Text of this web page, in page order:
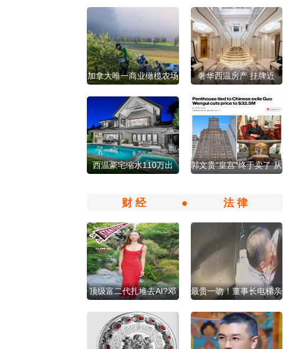
加拿大唯一商业橄榄农场
奢华西温房产 挂牌近
西温豪宅缩水110万出
郭文贵“皇宫”终于卖了 从
财 经 ● 法 律
顶级富二代扎堆去AI?邓
最贵一吻！董事长电梯亲